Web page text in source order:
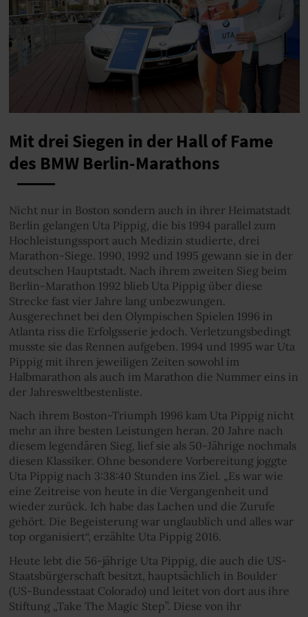
Mit drei Siegen in der Hall of Fame
des BMW Berlin-Marathons
Nicht nur in Boston sondern auch in ihrer Heimatstadt
Berlin gelangen Uta Pippig, die bis 1994 parallel zum
Hochleistungssport auch Medizin studierte, drei
Marathon-Siege. 1990, 1992 und 1995 gewann sie in der
deutschen Hauptstadt. Nach ihrem zweiten Sieg beim
Berlin-Marathon 1992 blieb Uta Pippig über diese
Strecke fast vier Jahre lang unbezwungen.
Ausgerechnet bei den Olympischen Spielen 1996 in
Atlanta riss die Erfolgsserie jedoch. Verletzungsbedingt
musste sie das Rennen aufgeben. 1994 und 1995 war Uta
Pippig mit ihren jeweiligen Zeiten sowohl im
Halbmarathon als auch im Marathon die Nummer eins in
der Jahresweltbestenliste.
Nach ihrem Boston-Triumph 1996 kam Uta Pippig nicht
mehr an ihre besten Leistungen heran. 20 Jahre nach
diesem legendären Sieg, lief sie als 50-Jährige nochmals
diesen Klassiker. Ohne besondere Vorbereitung joggte
Uta Pippig nach 3:38:40 Stunden ins Ziel. „Es war wie
eine Zeitreise von heute in die Vergangenheit und
wieder zurück. Ich habe das Lachen und die Zurufe
gehört. Die Begeisterung war unglaublich und alles war
top organisiert“, erzählte Uta Pippig 2016.
Heute lebt die 56-jährige Uta Pippig, die auch die US-
Staatsbürgerschaft besitzt, hauptsächlich in Boulder
(US-Bundesstaat Colorado) und leitet von dort aus ihre
Stiftung „Take The Magic Step”. Diese von ihr